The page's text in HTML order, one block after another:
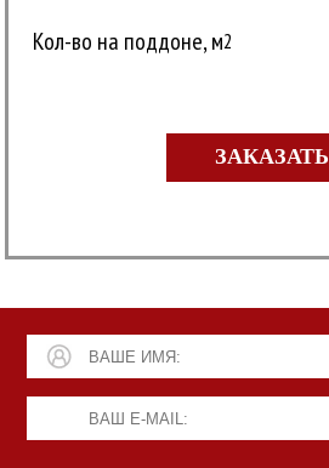
Кол-во на поддоне, м2
ЗАКАЗАТЬ